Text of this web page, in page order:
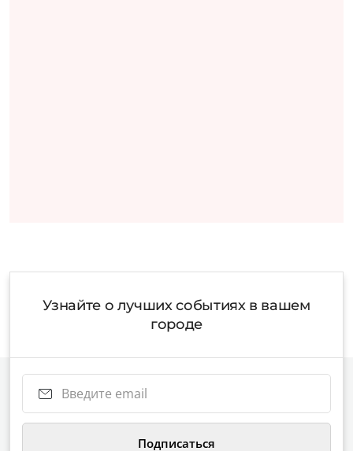
Узнайте о лучших событиях в вашем
городе